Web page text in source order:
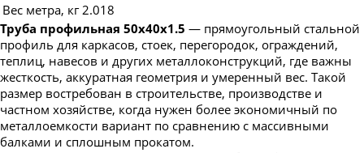
Труба профильная 200х100
Труба профильная 200х120
Труба профильная 200х160
Труба профильная 220х100
Труба профильная 230х100
Вес метра, кг 2.018
Труба профильная 50х40х1.5 — прямоугольный стальной
профиль для каркасов, стоек, перегородок, ограждений,
теплиц, навесов и других металлоконструкций, где важны
жесткость, аккуратная геометрия и умеренный вес. Такой
размер востребован в строительстве, производстве и
частном хозяйстве, когда нужен более экономичный по
металлоемкости вариант по сравнению с массивными
балками и сплошным прокатом.